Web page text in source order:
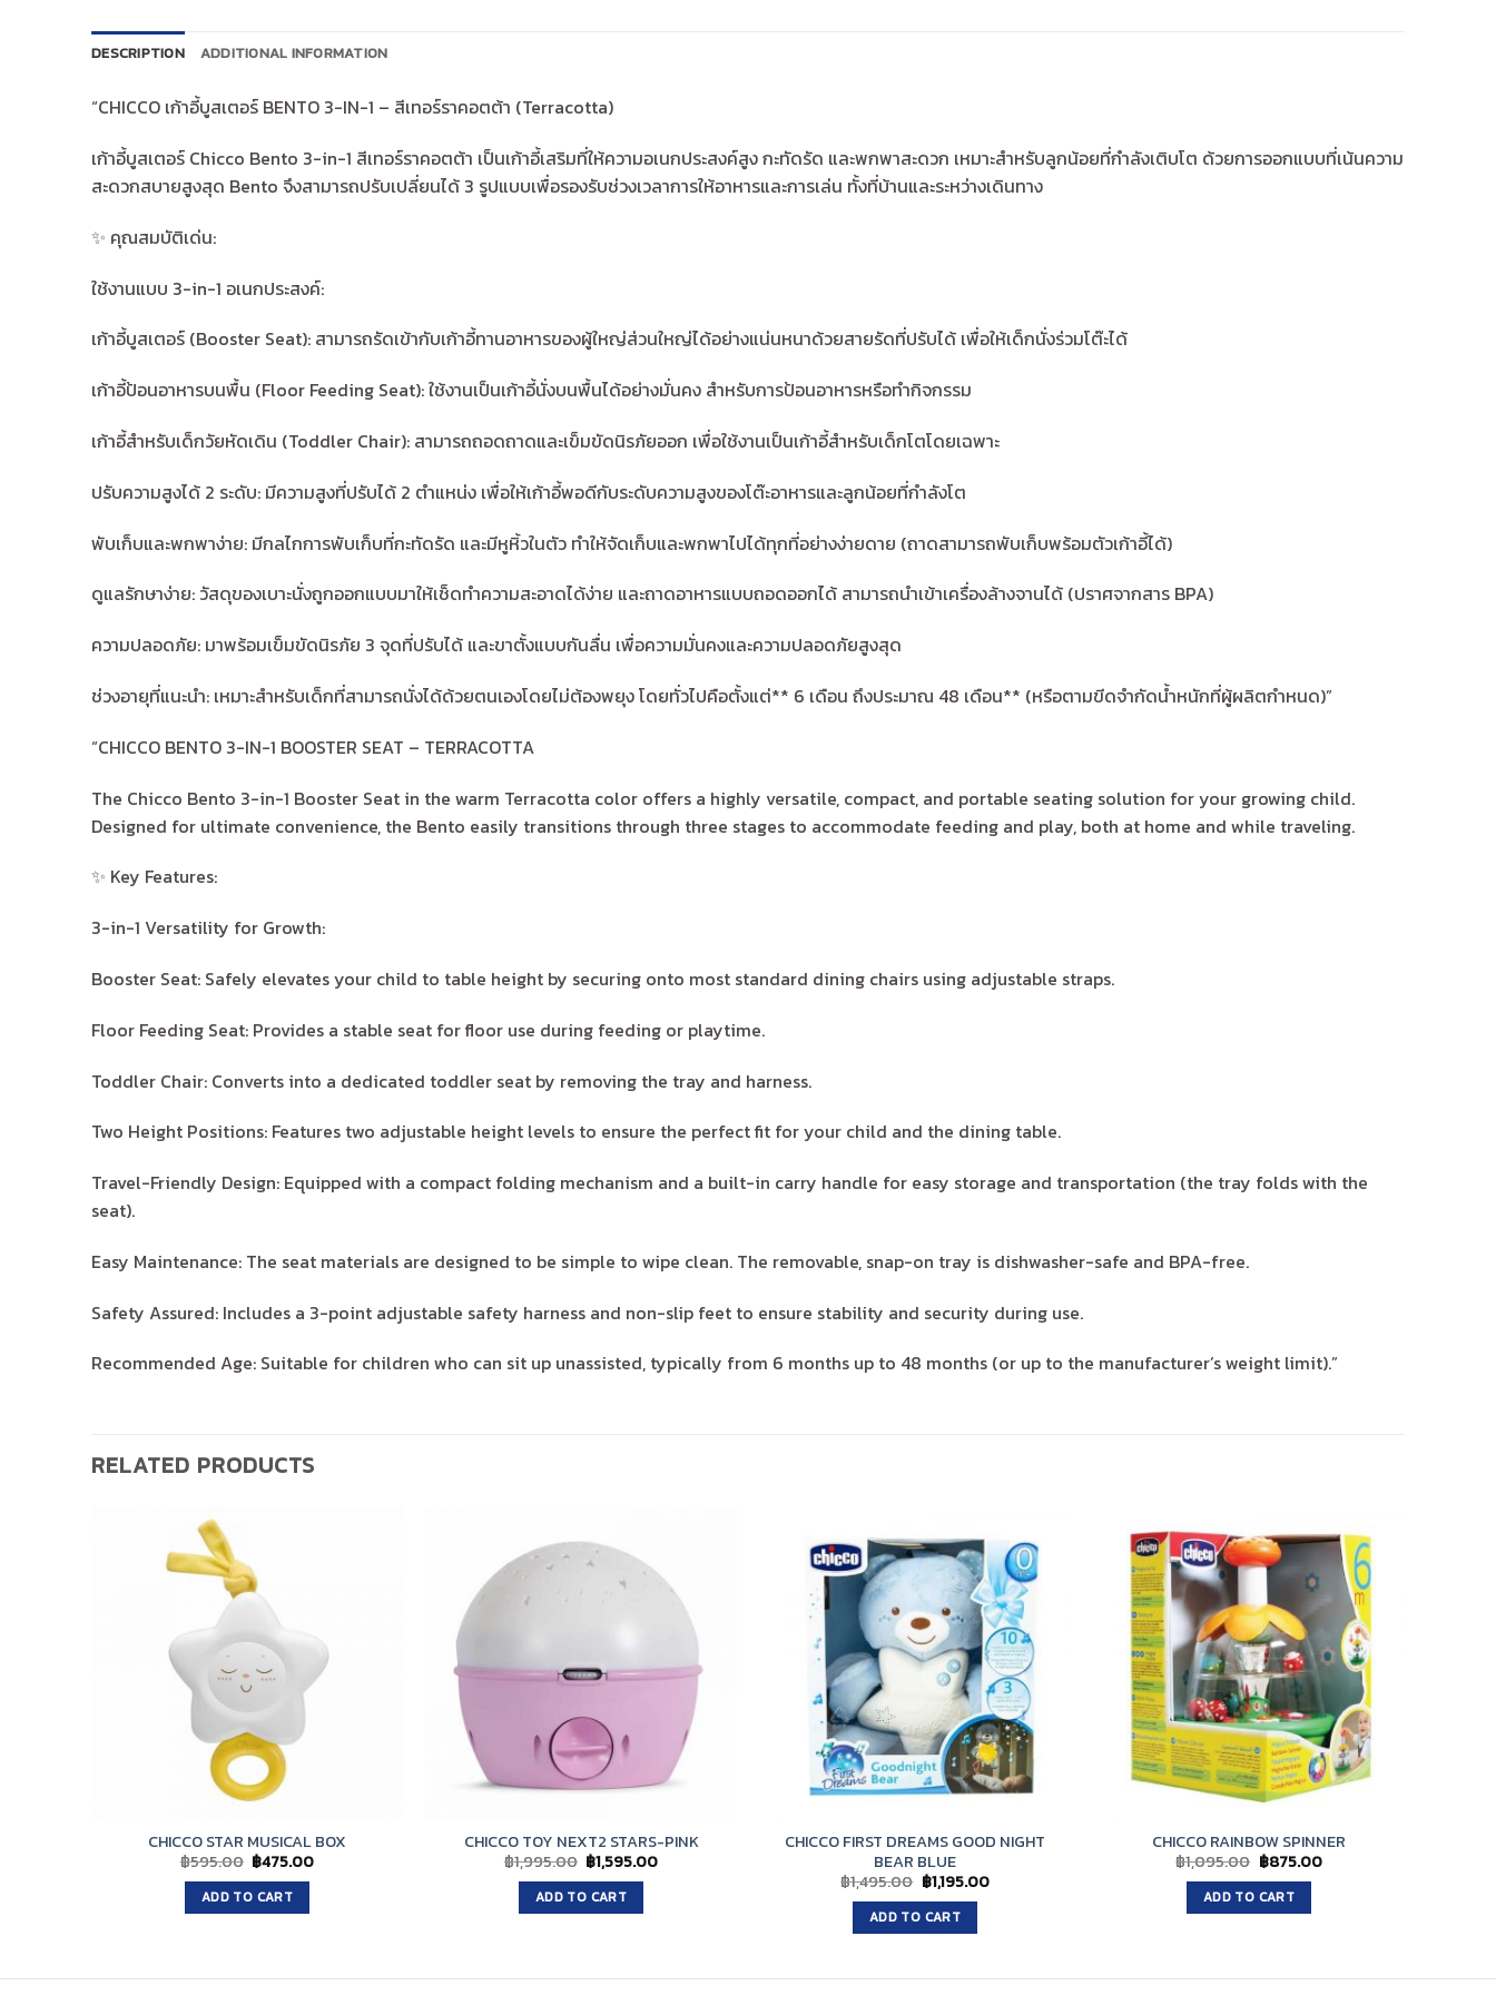
DESCRIPTION ADDITIONAL INFORMATION
“CHICCO เก้าอี้บูสเตอร์ BENTO 3-IN-1 – สีเทอร์ราคอตต้า (Terracotta)
เก้าอี้บูสเตอร์ Chicco Bento 3-in-1 สีเทอร์ราคอตต้า เป็นเก้าอี้เสริมที่ให้ความอเนกประสงค์สูง กะทัดรัด และพกพาสะดวก เหมาะสำหรับลูกน้อยที่กำลังเติบโต ด้วยการออกแบบที่เน้นความ
สะดวกสบายสูงสุด Bento จึงสามารถปรับเปลี่ยนได้ 3 รูปแบบเพื่อรองรับช่วงเวลาการให้อาหารและการเล่น ทั้งที่บ้านและระหว่างเดินทาง
✨ คุณสมบัติเด่น:
ใช้งานแบบ 3-in-1 อเนกประสงค์:
เก้าอี้บูสเตอร์ (Booster Seat): สามารถรัดเข้ากับเก้าอี้ทานอาหารของผู้ใหญ่ส่วนใหญ่ได้อย่างแน่นหนาด้วยสายรัดที่ปรับได้ เพื่อให้เด็กนั่งร่วมโต๊ะได้
เก้าอี้ป้อนอาหารบนพื้น (Floor Feeding Seat): ใช้งานเป็นเก้าอี้นั่งบนพื้นได้อย่างมั่นคง สำหรับการป้อนอาหารหรือทำกิจกรรม
เก้าอี้สำหรับเด็กวัยหัดเดิน (Toddler Chair): สามารถถอดถาดและเข็มขัดนิรภัยออก เพื่อใช้งานเป็นเก้าอี้สำหรับเด็กโตโดยเฉพาะ
ปรับความสูงได้ 2 ระดับ: มีความสูงที่ปรับได้ 2 ตำแหน่ง เพื่อให้เก้าอี้พอดีกับระดับความสูงของโต๊ะอาหารและลูกน้อยที่กำลังโต
พับเก็บและพกพาง่าย: มีกลไกการพับเก็บที่กะทัดรัด และมีหูหิ้วในตัว ทำให้จัดเก็บและพกพาไปได้ทุกที่อย่างง่ายดาย (ถาดสามารถพับเก็บพร้อมตัวเก้าอี้ได้)
ดูแลรักษาง่าย: วัสดุของเบาะนั่งถูกออกแบบมาให้เช็ดทำความสะอาดได้ง่าย และถาดอาหารแบบถอดออกได้ สามารถนำเข้าเครื่องล้างจานได้ (ปราศจากสาร BPA)
ความปลอดภัย: มาพร้อมเข็มขัดนิรภัย 3 จุดที่ปรับได้ และขาตั้งแบบกันลื่น เพื่อความมั่นคงและความปลอดภัยสูงสุด
ช่วงอายุที่แนะนำ: เหมาะสำหรับเด็กที่สามารถนั่งได้ด้วยตนเองโดยไม่ต้องพยุง โดยทั่วไปคือตั้งแต่** 6 เดือน ถึงประมาณ 48 เดือน** (หรือตามขีดจำกัดน้ำหนักที่ผู้ผลิตกำหนด)”
“CHICCO BENTO 3-IN-1 BOOSTER SEAT – TERRACOTTA
The Chicco Bento 3-in-1 Booster Seat in the warm Terracotta color offers a highly versatile, compact, and portable seating solution for your growing child.
Designed for ultimate convenience, the Bento easily transitions through three stages to accommodate feeding and play, both at home and while traveling.
✨ Key Features:
3-in-1 Versatility for Growth:
Booster Seat: Safely elevates your child to table height by securing onto most standard dining chairs using adjustable straps.
Floor Feeding Seat: Provides a stable seat for floor use during feeding or playtime.
Toddler Chair: Converts into a dedicated toddler seat by removing the tray and harness.
Two Height Positions: Features two adjustable height levels to ensure the perfect fit for your child and the dining table.
Travel-Friendly Design: Equipped with a compact folding mechanism and a built-in carry handle for easy storage and transportation (the tray folds with the
seat).
Easy Maintenance: The seat materials are designed to be simple to wipe clean. The removable, snap-on tray is dishwasher-safe and BPA-free.
Safety Assured: Includes a 3-point adjustable safety harness and non-slip feet to ensure stability and security during use.
Recommended Age: Suitable for children who can sit up unassisted, typically from 6 months up to 48 months (or up to the manufacturer’s weight limit).”
RELATED PRODUCTS
CHICCO STAR MUSICAL BOX
฿595.00 Original
price
was:
฿595.00.
฿475.00Current
ADD TO CART
CHICCO TOY NEXT2 STARS-PINK
฿1,995.00 Original
price
was:
฿1,995.00.
฿1,595.00Current
ADD TO CART
CHICCO FIRST DREAMS GOOD NIGHT
BEAR BLUE
฿1,495.00 Original
price
was:
฿1,495.00.
฿1,195.00Current
ADD TO CART
CHICCO RAINBOW SPINNER
฿1,095.00 Original
price
was:
฿1,095.00.
฿875.00Current
ADD TO CART